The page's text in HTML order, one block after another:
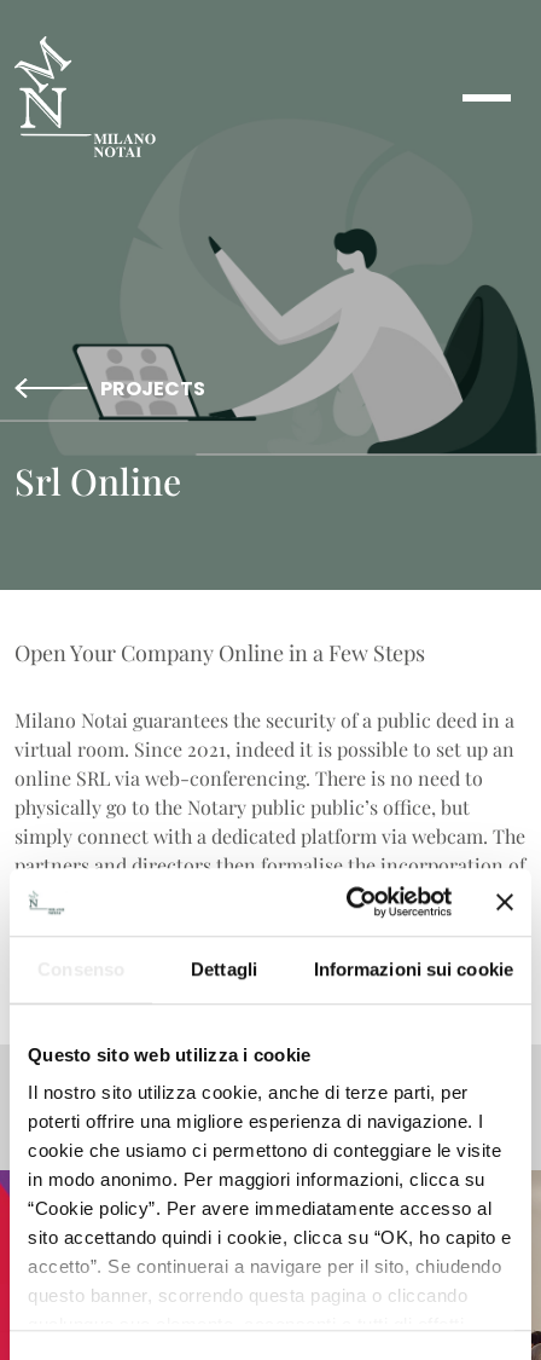
Dettagli Informazioni sui cookie
Questo sito web utilizza i cookie
Il nostro sito utilizza cookie, anche di terze parti, per
poterti offrire una migliore esperienza di navigazione. I
cookie che usiamo ci permettono di conteggiare le visite
in modo anonimo. Per maggiori informazioni, clicca su
“Cookie policy”. Per avere immediatamente accesso al
sito accettando quindi i cookie, clicca su “OK, ho capito e
accetto”. Se continuerai a navigare per il sito, chiudendo
questo banner, scorrendo questa pagina o cliccando
PROJECTS
Srl Online
Open Your Company Online in a Few Steps
Milano Notai guarantees the security of a public deed in a
virtual room. Since 2021, indeed it is possible to set up an
online SRL via web-conferencing. There is no need to
physically go to the Notary public public’s office, but
simply connect with a dedicated platform via webcam. The
partners and directors then formalise the incorporation of
the company remotely with a digital signature.
VISIT THE SITE
Projects